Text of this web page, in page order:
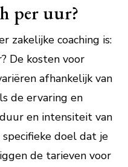
per uur?
zakelijke coaching is:
De kosten voor
afhankelijk van
de ervaring en
en intensiteit van
specifieke doel dat je
de tarieven voor